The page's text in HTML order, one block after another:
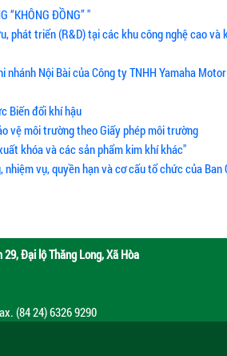
“KHÔNG ĐỒNG” "
phát triển (R&D) tại các khu công nghệ cao và
nhánh Nội Bài của Công ty TNHH Yamaha
Biến đổi khí hậu
vệ môi trường theo Giấy phép môi trường
khóa và các sản phẩm kim khí khác"
vụ, quyền hạn và cơ cấu tổ chức của Ban
Đại lộ Thăng Long, Xã Hòa
(84 24) 6326 9290